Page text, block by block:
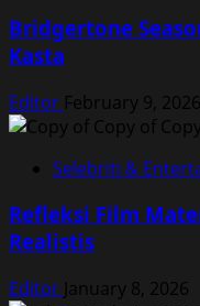
Bridgertone
Kasta
Editor February 9, 2026
Selebriti &
Refleksi Film
Realistis
Editor January 8, 2026